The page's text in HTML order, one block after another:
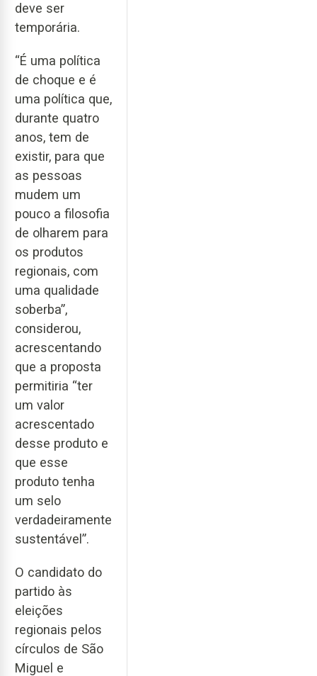
deve ser
temporária.
“É uma política
de choque e é
uma política que,
durante quatro
anos, tem de
existir, para que
as pessoas
mudem um
pouco a filosofia
de olharem para
os produtos
regionais, com
uma qualidade
soberba”,
considerou,
acrescentando
que a proposta
permitiria “ter
um valor
acrescentado
desse produto e
que esse
produto tenha
um selo
verdadeiramente
sustentável”.
O candidato do
partido às
eleições
regionais pelos
círculos de São
Miguel e